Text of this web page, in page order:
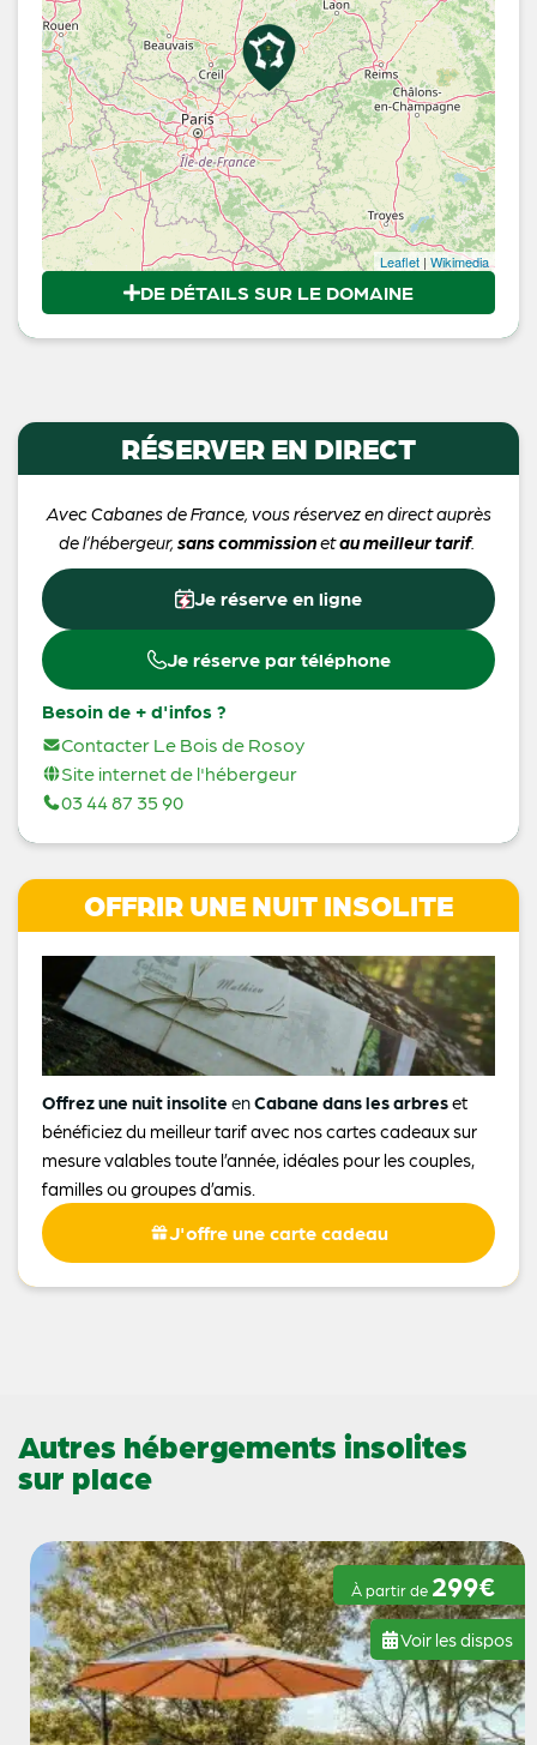
Leaflet | Wikimedia
DE DÉTAILS SUR LE DOMAINE
RÉSERVER EN DIRECT
Avec Cabanes de France, vous réservez en direct auprès
de l’hébergeur, sans commissionetau meilleur tarif.
Je réserve en ligne
Je réserve par téléphone
Besoin de + d'infos ?
Contacter Le Bois de Rosoy
Site internet de l'hébergeur
03 44 87 35 90
OFFRIR UNE NUIT INSOLITE
Offrez une nuit insolite enCabane dans les arbreset
bénéficiez du meilleur tarif avec nos cartes cadeaux sur
mesure valables toute l’année, idéales pour les couples,
familles ou groupes d’amis.
J'offre une carte cadeau
Autres hébergements insolites
sur place
À partir de 299€
Voir les dispos